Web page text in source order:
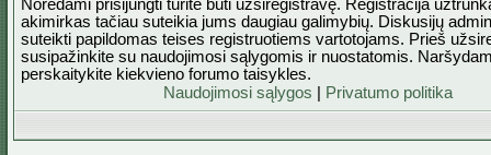
Norėdami prisijungti turite būti užsiregistravę. Registracija
akimirkas tačiau suteikia jums daugiau galimybių. Diskusijų
suteikti papildomas teises registruotiems vartotojams. Prieš
susipažinkite su naudojimosi sąlygomis ir nuostatomis.
perskaitykite kiekvieno forumo taisykles.
Naudojimosi sąlygos
Privatumo politika